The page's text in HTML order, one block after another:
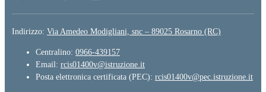
Indirizzo: Via Amedeo Modigliani, snc – 89025 Rosarno (RC)
Centralino: 0966-439157
Email: rcis01400v@istruzione.it
Posta elettronica certificata (PEC): rcis01400v@pec.istruzione.it